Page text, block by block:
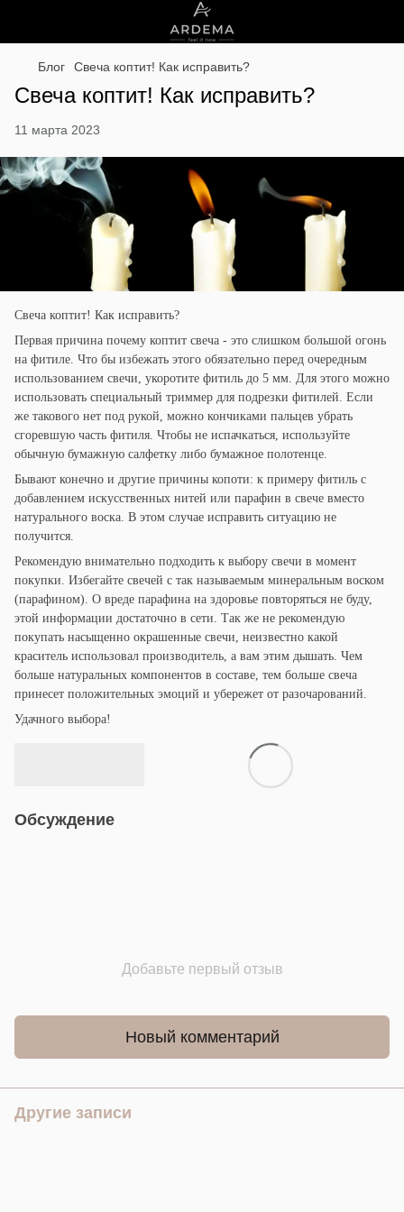
Блог Свеча коптит! Как исправить?
Свеча коптит! Как исправить?
11 марта 2023
Свеча коптит! Как исправить?
Первая причина почему коптит свеча - это слишком большой огонь
на фитиле. Что бы избежать этого обязательно перед очередным
использованием свечи, укоротите фитиль до 5 мм. Для этого можно
использовать специальный триммер для подрезки фитилей. Если
же такового нет под рукой, можно кончиками пальцев убрать
сгоревшую часть фитиля. Чтобы не испачкаться, используйте
обычную бумажную салфетку либо бумажное полотенце.
Бывают конечно и другие причины копоти: к примеру фитиль с
добавлением искусственных нитей или парафин в свече вместо
натурального воска. В этом случае исправить ситуацию не
получится.
Рекомендую внимательно подходить к выбору свечи в момент
покупки. Избегайте свечей с так называемым минеральным воском
(парафином). О вреде парафина на здоровье повторяться не буду,
этой информации достаточно в сети. Так же не рекомендую
покупать насыщенно окрашенные свечи, неизвестно какой
краситель использовал производитель, а вам этим дышать. Чем
больше натуральных компонентов в составе, тем больше свеча
принесет положительных эмоций и убережет от разочарований.
Удачного выбора!
Обсуждение
Добавьте первый отзыв
Новый комментарий
Другие записи